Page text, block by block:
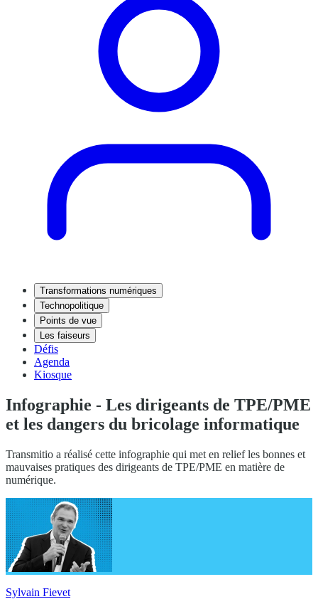
Transformations numériques
Technopolitique
Points de vue
Les faiseurs
Défis
Agenda
Kiosque
Infographie - Les dirigeants de TPE/PME
et les dangers du bricolage informatique
Transmitio a réalisé cette infographie qui met en relief les bonnes et
mauvaises pratiques des dirigeants de TPE/PME en matière de
numérique.
Sylvain Fievet